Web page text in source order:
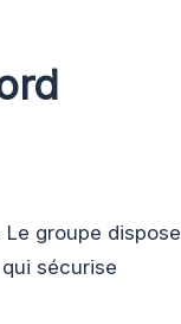
groupe dispose
sécurise